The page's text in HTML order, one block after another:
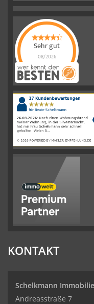
Sehr gut
08/2026
Schelkmann
Immobilienhat
|110Schelkmann
ImmobilienBewertungen
auf
werkenntdenBESTEN.de
KONTAKT
Schelkmann
Andreasstraße 7